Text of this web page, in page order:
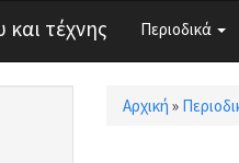
και τέχνης Περιοδικά
Είστε εδώ
Αρχική »